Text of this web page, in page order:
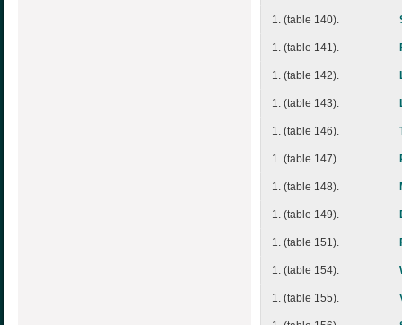
1. (table 140).
1. (table 141).
1. (table 142).
1. (table 143).
1. (table 146).
1. (table 147).
1. (table 148).
1. (table 149).
1. (table 151).
1. (table 154).
1. (table 155).